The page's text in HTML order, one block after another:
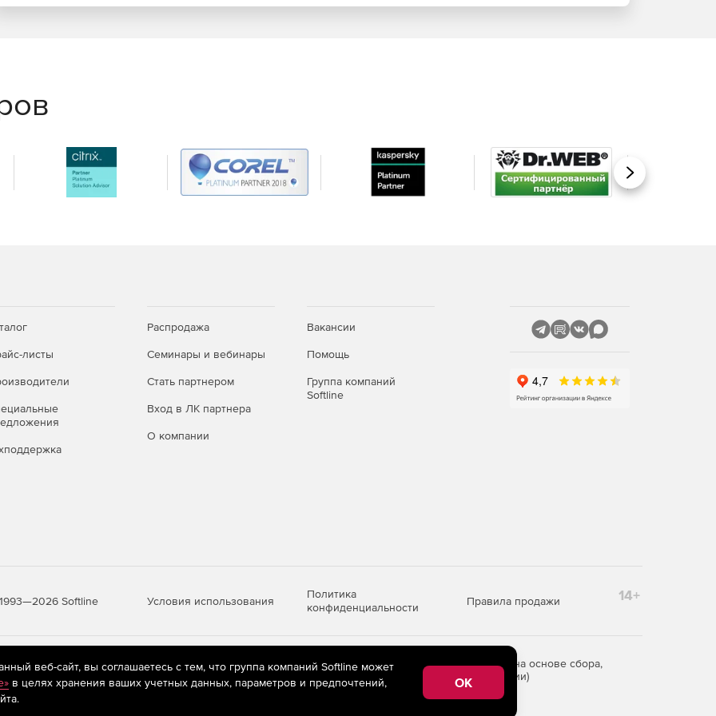
соединения.
Вперед
листы
Распродажа
Семинары и вебинары
Стать партнером
Вход в ЛК партнера
О компании
Вакансии
Помощь
Группа компаний
Softline
Softline Условия использования
Политика
конфиденциальности
Правила продажи 14+
рекомендательные технологии(информационные технологии предоставления информации на основе сбора,
пользователей сети «Интернет», находящихся на территории Российской Федерации)
веб-сайт, вы соглашаетесь с тем, что группа компаний Softline может
в целях хранения ваших учетных данных, параметров и предпочтений,
OK